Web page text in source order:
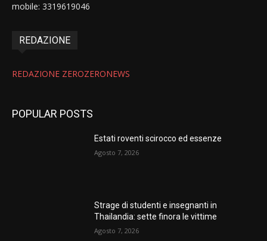
mobile: 3319619046
REDAZIONE
REDAZIONE ZEROZERONEWS
POPULAR POSTS
Estati roventi scirocco ed essenze
Agosto 7, 2026
Strage di studenti e insegnanti in
Thailandia: sette finora le vittime
Agosto 7, 2026